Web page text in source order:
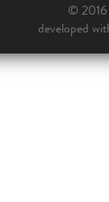
©
developed